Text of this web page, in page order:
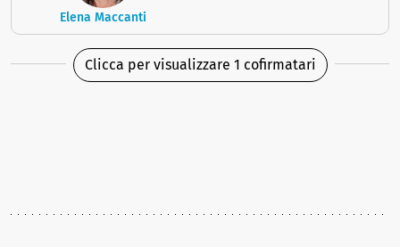
Elena Maccanti
Clicca per visualizzare 1 cofirmatari